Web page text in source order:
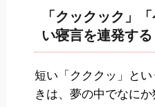
「クックック」
い寝言を連発する
短い「クククッ」と
きは、夢の中でなに